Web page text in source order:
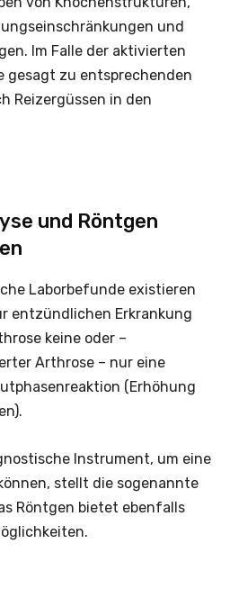
und
Im Falle der aktivierten
gesagt zu entsprechenden
Reizergüssen in den
und Röntgen
Laborbefunde existieren
entzündlichen Erkrankung
keine oder –
Arthrose – nur eine
(Erhöhung
Instrument, um eine
stellt die sogenannte
Röntgen bietet ebenfalls